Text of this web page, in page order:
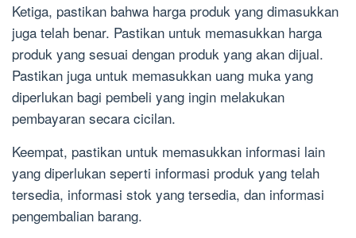
Ketiga, pastikan bahwa harga produk yang dimasukkan
juga telah benar. Pastikan untuk memasukkan harga
produk yang sesuai dengan produk yang akan dijual.
Pastikan juga untuk memasukkan uang muka yang
diperlukan bagi pembeli yang ingin melakukan
pembayaran secara cicilan.
Keempat, pastikan untuk memasukkan informasi lain
yang diperlukan seperti informasi produk yang telah
tersedia, informasi stok yang tersedia, dan informasi
pengembalian barang.